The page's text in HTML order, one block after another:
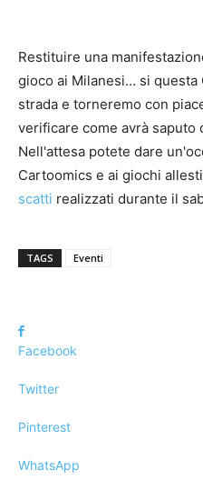
Restituire una
gioco ai Milanesi… si
strada e torneremo con
verificare come avrà saputo
Nell'attesa potete dare
Cartoomics e ai giochi
scatti realizzati durante il
TAGS Eventi
Facebook
Twitter
Pinterest
WhatsApp